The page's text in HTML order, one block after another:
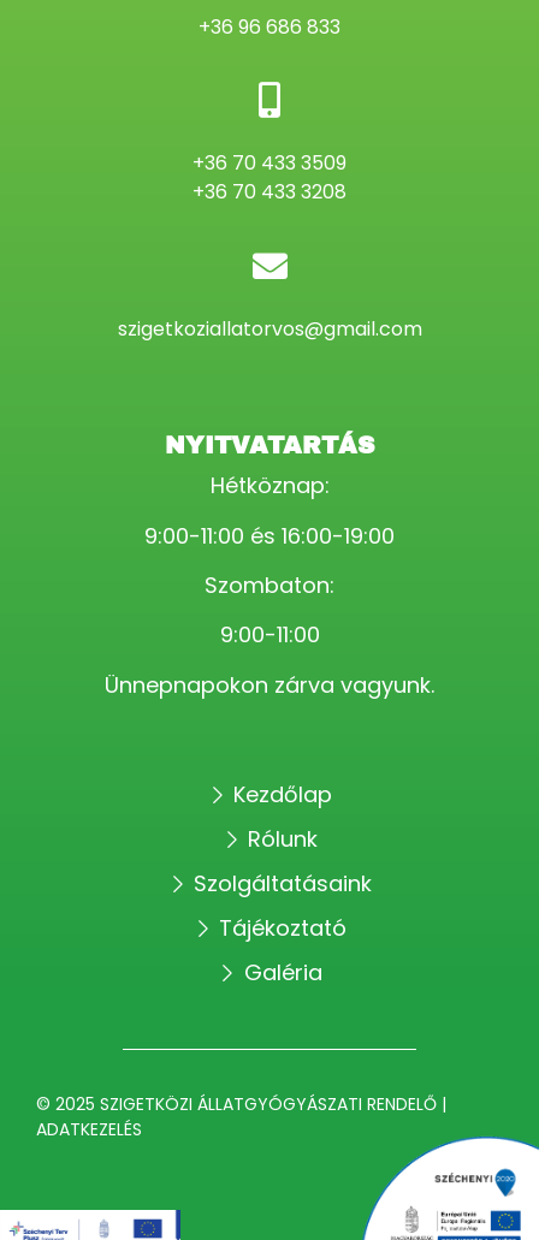
+36 96 686 833
+36 70 433 3509
+36 70 433 3208
szigetkoziallatorvos@gmail.com
NYITVATARTÁS
Hétköznap:
9:00-11:00 és 16:00-19:00
Szombaton:
9:00-11:00
Ünnepnapokon zárva vagyunk.
Kezdőlap
Rólunk
Szolgáltatásaink
Tájékoztató
Galéria
© 2025 SZIGETKÖZI ÁLLATGYÓGYÁSZATI RENDELŐ |
ADATKEZELÉS
KAPCSOLAT